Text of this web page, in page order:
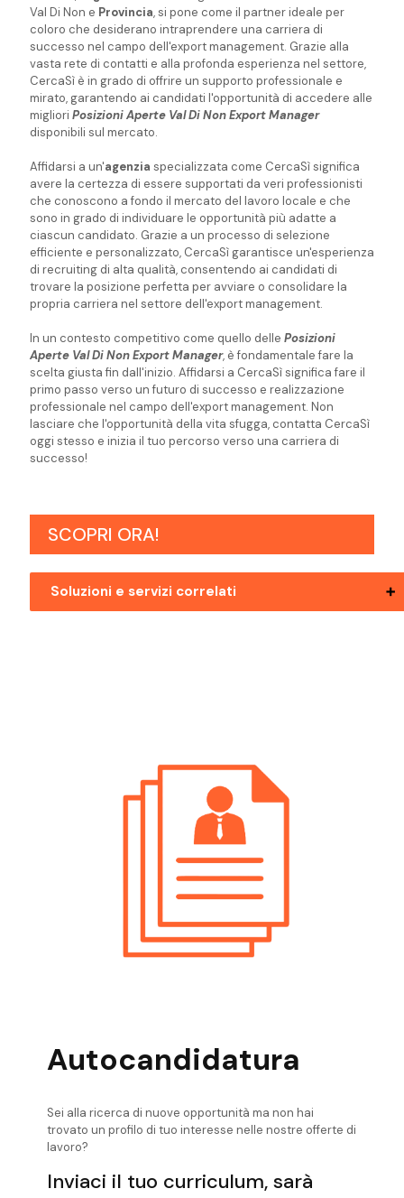
Val Di Non e Provincia, si pone come il partner ideale per
coloro che desiderano intraprendere una carriera di
successo nel campo dell'export management. Grazie alla
vasta rete di contatti e alla profonda esperienza nel settore,
CercaSì è in grado di offrire un supporto professionale e
mirato, garantendo ai candidati l'opportunità di accedere alle
migliori Posizioni Aperte Val Di Non Export Manager
disponibili sul mercato.
Affidarsi a un'agenzia specializzata come CercaSì significa
avere la certezza di essere supportati da veri professionisti
che conoscono a fondo il mercato del lavoro locale e che
sono in grado di individuare le opportunità più adatte a
ciascun candidato. Grazie a un processo di selezione
efficiente e personalizzato, CercaSì garantisce un'esperienza
di recruiting di alta qualità, consentendo ai candidati di
trovare la posizione perfetta per avviare o consolidare la
propria carriera nel settore dell'export management.
In un contesto competitivo come quello delle Posizioni
Aperte Val Di Non Export Manager, è fondamentale fare la
scelta giusta fin dall'inizio. Affidarsi a CercaSì significa fare il
primo passo verso un futuro di successo e realizzazione
professionale nel campo dell'export management. Non
lasciare che l'opportunità della vita sfugga, contatta CercaSì
oggi stesso e inizia il tuo percorso verso una carriera di
successo!
SCOPRI ORA!
Soluzioni e servizi correlati
Posizioni Aperte Riva Del Garda Export
Posizioni Aperte Rovereto Export
Posizioni Aperte Valli Giudicarie Export
Posizioni Aperte Valsugana Export
Autocandidatura
Sei alla ricerca di nuove opportunità ma non hai
trovato un profilo di tuo interesse nelle nostre offerte di
lavoro?
Inviaci il tuo curriculum, sarà